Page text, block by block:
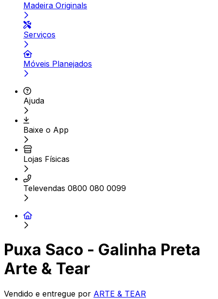
Madeira Originals
Serviços
Móveis Planejados
Ajuda
Baixe o App
Lojas Físicas
Televendas 0800 080 0099
Puxa Saco - Galinha Preta
Arte & Tear
Vendido e entregue por ARTE & TEAR